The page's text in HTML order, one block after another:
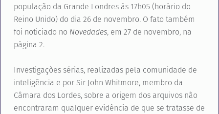
população da Grande Londres às 17h05 (horário do
Reino Unido) do dia 26 de novembro. O fato também
foi noticiado no Novedades, em 27 de novembro, na
página 2.
Investigações sérias, realizadas pela comunidade de
inteligência e por Sir John Whitmore, membro da
Câmara dos Lordes, sobre a origem dos arquivos não
encontraram qualquer evidência de que se tratasse de